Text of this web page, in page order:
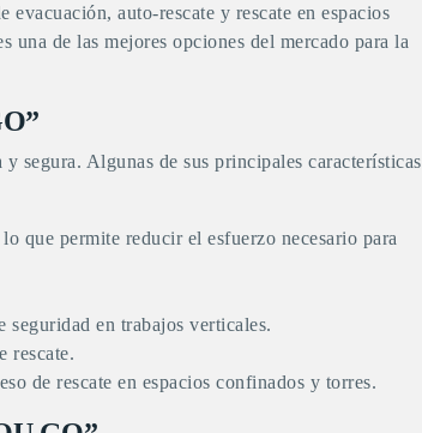
auto-rescate y rescate en espacios
una de las mejores opciones del mercado para la
segura. Algunas de sus principales características
que permite reducir el esfuerzo necesario para
en trabajos verticales.
rescate.
de rescate en espacios confinados y torres.